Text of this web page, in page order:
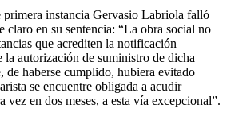
primera instancia Gervasio Labriola falló
claro en su sentencia: “La obra social no
que acrediten la notificación
la autorización de suministro de dicha
de haberse cumplido, hubiera evitado
se encuentre obligada a acudir
vez en dos meses, a esta vía excepcional”.